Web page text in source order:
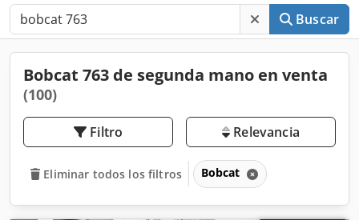
Buscar
Bobcat 763 de segunda mano en venta
(100)
Filtro Relevancia
Eliminar todos los filtros Bobcat